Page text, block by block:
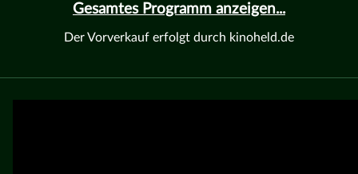
Gesamtes Programm anzeigen...
Der Vorverkauf erfolgt durch kinoheld.de